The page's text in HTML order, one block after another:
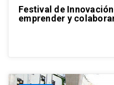
Festival de
emprender y